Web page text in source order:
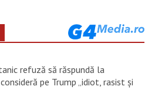
refuză să răspundă la
pe Trump „idiot, rasist şi